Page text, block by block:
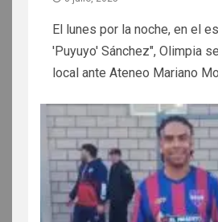
El lunes por la noche, en el
'Puyuyo' Sánchez", Olimpia
local ante Ateneo Mariano